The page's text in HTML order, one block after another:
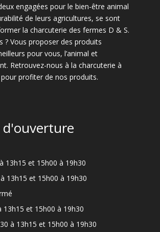
engagées pour le bien-être animal
de leurs agricultures, se sont
la charcuterie des fermes D & S.
? Vous proposer des produits
pour vous, l’animal et
Retrouvez-nous à la charcuterie à
profiter de nos produits.
d'ouverture
13h15 et 15h00 à 19h30
13h15 et 15h00 à 19h30
13h15 et 15h00 à 19h30
à 13h15 et 15h00 à 19h30